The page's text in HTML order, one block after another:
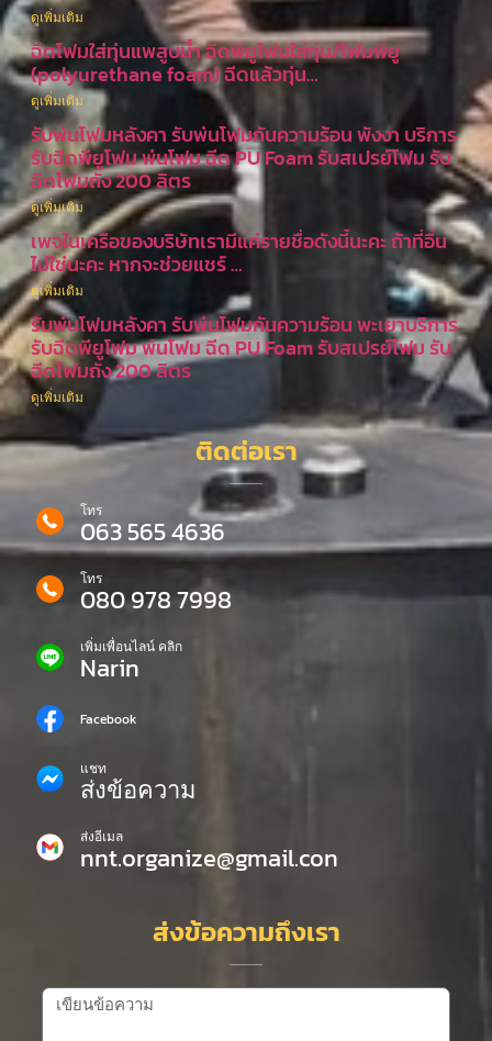
ดูเพิ่มเติม
ฉีดโฟมใส่ทุ่นแพสูบน้ำ ฉีดพียูโฟมใส่ทุ่น/โฟมพียู
(polyurethane foam) ฉีดแล้วทุ่น…
ดูเพิ่มเติม
รับพ่นโฟมหลังคา รับพ่นโฟมกันความร้อน พังงา บริการ
รับฉีดพียูโฟม พ่นโฟม ฉีด PU Foam รับสเปรย์โฟม รับ
ฉีดโฟมถัง 200 ลิตร
ดูเพิ่มเติม
เพจในเครือของบริษัทเรามีแค่รายชื่อดังนี้นะคะ ถ้าที่อื่น
ไม่ใช่นะคะ หากจะช่วยแชร์ …
ดูเพิ่มเติม
รับพ่นโฟมหลังคา รับพ่นโฟมกันความร้อน พะเยาบริการ
รับฉีดพียูโฟม พ่นโฟม ฉีด PU Foam รับสเปรย์โฟม รับ
ฉีดโฟมถัง 200 ลิตร
ดูเพิ่มเติม
ติดต่อเรา
โทร
063 565 4636
โทร
080 978 7998
เพิ่มเพื่อนไลน์ คลิก
Narin
Facebook
แชท
ส่งข้อความ
ส่งอีเมล
nnt.organize@gmail.con
ส่งข้อความถึงเรา